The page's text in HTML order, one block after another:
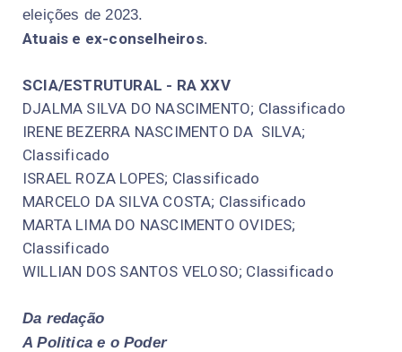
eleições de 2023.
Atuais e ex-conselheiros.
SCIA/ESTRUTURAL - RA XXV
DJALMA SILVA DO NASCIMENTO; Classificado
IRENE BEZERRA NASCIMENTO DA SILVA;
Classificado
ISRAEL ROZA LOPES; Classificado
MARCELO DA SILVA COSTA; Classificado
MARTA LIMA DO NASCIMENTO OVIDES;
Classificado
WILLIAN DOS SANTOS VELOSO; Classificado
Da redação
A Politica e o Poder